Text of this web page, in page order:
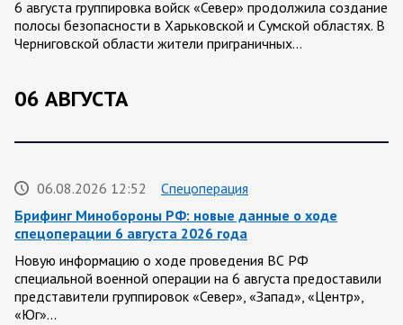
6 августа группировка войск «Север» продолжила создание
полосы безопасности в Харьковской и Сумской областях. В
Черниговской области жители приграничных…
06 АВГУСТА
06.08.2026 12:52
Спецоперация
Брифинг Минобороны РФ: новые данные о ходе
спецоперации 6 августа 2026 года
Новую информацию о ходе проведения ВС РФ
специальной военной операции на 6 августа предоставили
представители группировок «Север», «Запад», «Центр»,
«Юг»…